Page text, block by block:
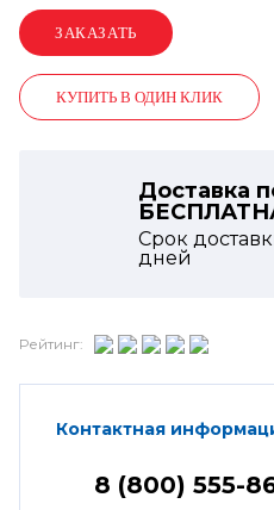
КУПИТЬ В ОДИН КЛИК
Доставка
Срок
дней
Рейтинг:
Контактная
8 (800) 555-